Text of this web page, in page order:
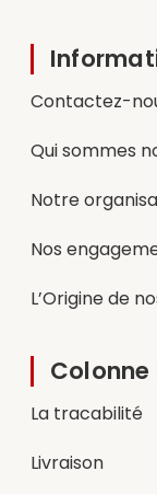
Contactez-
Qui sommes
Notre
Nos
L’Origine de
Colonne
La tracabilité
Livraison